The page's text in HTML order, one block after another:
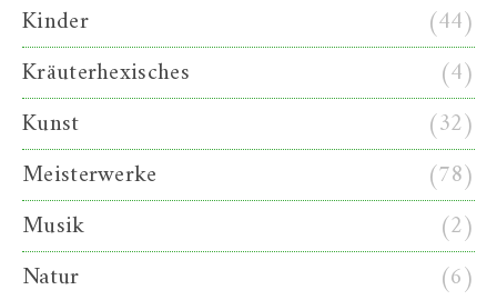
Kinder
(44)
Kräuterhexisches
(4)
Kunst
(32)
Meisterwerke
(78)
Musik
(2)
Natur
(6)